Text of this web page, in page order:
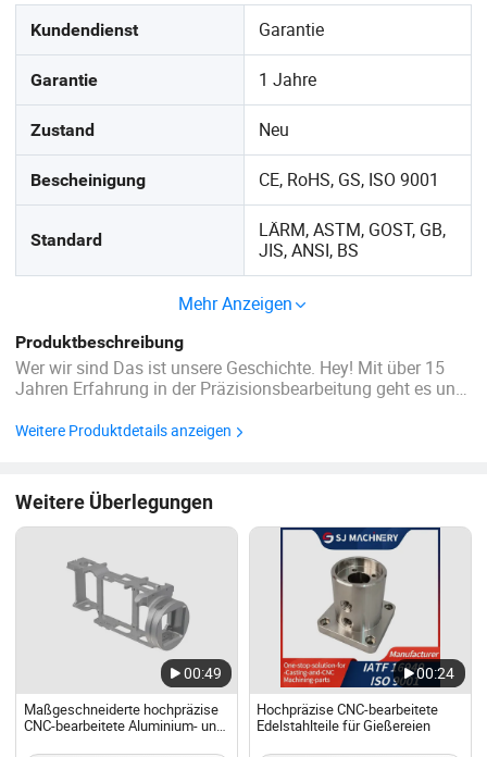
Kundendienst Garantie
Garantie 1 Jahre
Zustand Neu
Bescheinigung CE, RoHS, GS, ISO 9001
Standard
LÄRM, ASTM, GOST, GB,
JIS, ANSI, BS
Mehr Anzeigen
Produktbeschreibung
Wer wir sind Das ist unsere Geschichte. Hey! Mit über 15
Jahren Erfahrung in der Präzisionsbearbeitung geht es uns
Fokus? Wir stellen sicher, dass wir die Bedürfnisse unserer
Weitere Produktdetails anzeigen
Weitere Überlegungen
00:49
Maßgeschneiderte hochpräzise
CNC-bearbeitete Aluminium- und
00:24
Hochpräzise CNC-bearbeitete
Edelstahlteile für Gießereien